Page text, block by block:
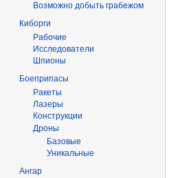
Возможно добыть грабежом
Киборги
Рабочие
Исследователи
Шпионы
Боеприпасы
Ракеты
Лазеры
Конструкции
Дроны
Базовые
Уникальные
Ангар